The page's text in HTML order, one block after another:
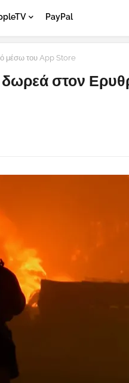
PayPal
μέσω του App Store
δωρεά στον